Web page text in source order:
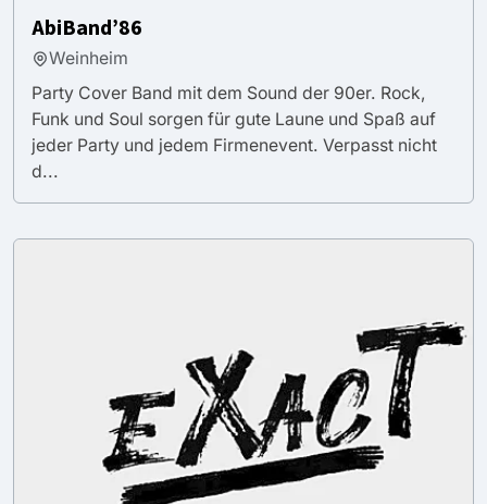
AbiBand’86
Weinheim
Party Cover Band mit dem Sound der 90er. Rock,
Funk und Soul sorgen für gute Laune und Spaß auf
jeder Party und jedem Firmenevent. Verpasst nicht
d...